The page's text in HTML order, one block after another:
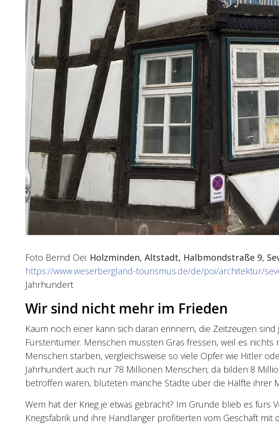
Foto Bernd Oei: Holzminden, Altstadt, Halbmondstraße 9,
https://www.weserbergland-tourismus.de/de/poi/architektur/
Jahrhundert
Wir sind nicht mehr im Frieden
Kaum noch einer kann sich daran erinnern, die Zeitzeugen
Fürstentümer. Menschen mussten Gras fressen, weil es
Menschen starben, vergleichsweise so viele Opfer wie Hitler
Jahrhundert auch nur 78 Millionen Menschen; da bilden 8
betroffen waren, bluteten manche Städte über die Hälfte ihrer
Wem hat der Krieg je etwas gebracht? Im Grunde blieb es fürs
Kriegsfabrik und ihre Handlanger profitierten vom Geschäft